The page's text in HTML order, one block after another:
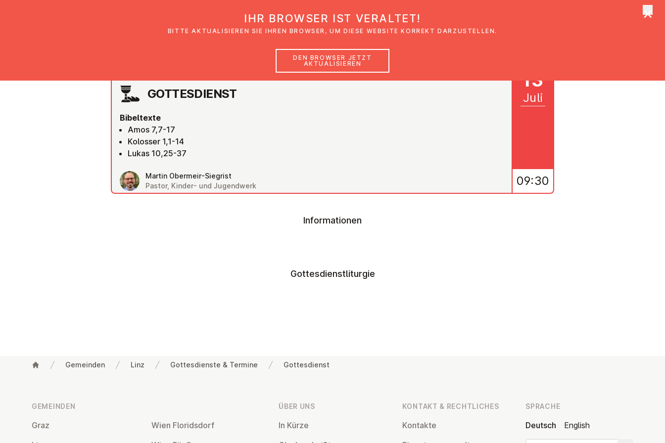
Glaubensimpulse News Veranstaltungen
GOT­TES­DIENST
Bibeltexte
Amos 7,7-17
Kolosser 1,1-14
Lukas 10,25-37
Martin Obermeir-Siegrist
Pastor, Kinder- und Jugendwerk
13
Juli
09:30
Informationen
Gottesdienstliturgie
Gemeinden Linz Gottesdienste & Termine Gottesdienst
GEMEINDEN
Graz
Wien Flo­rids­dorf
ÜBER UNS
In Kürze
KONTAKT & RECHT­LI­CHES
Kontakte
SPRACHE
Deutsch
English
IHR BROWSER IST VERALTET!
BITTE AKTUALISIEREN SIE IHREN BROWSER, UM DIESE WEBSITE KORREKT DARZUSTELLEN.
DEN BROWSER JETZT
AKTUALISIEREN
×